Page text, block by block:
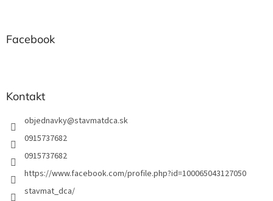
Facebook
Kontakt
objednavky@stavmatdca.sk
0915737682
0915737682
https://www.facebook.com/profile.php?id=100065043127050
stavmat_dca/